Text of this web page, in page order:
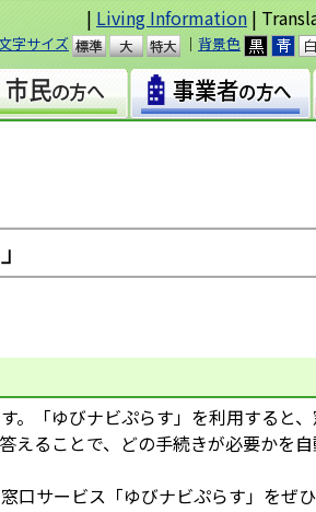
| Living Information |
字サイズ
準
大
｜ 背景色
「ゆびナビぷらす」を利用すると
えることで、どの手続きが必要かを
口サービス「ゆびナビぷらす」をぜ